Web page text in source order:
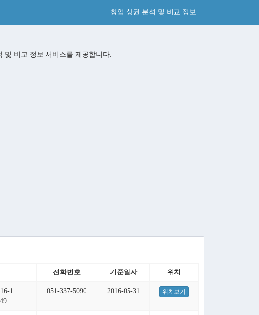
창업 상권 분석 및 비교 정보
및 비교 정보 서비스를 제공합니다.
전화번호 기준일자 위치
1
051-337-5090 2016-05-31 위치보기